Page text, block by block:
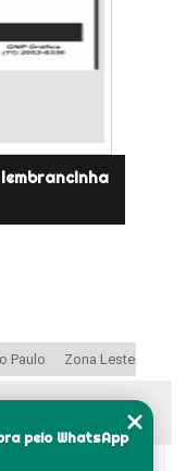
Paulo Zona Leste
de Bebe Ponte Rasa
pelo WhatsApp